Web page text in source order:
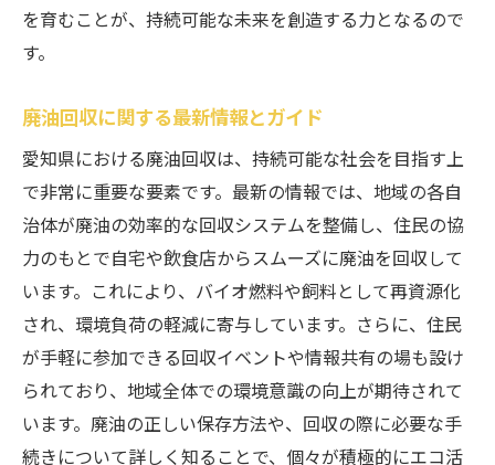
を育むことが、持続可能な未来を創造する力となるので
す。
廃油回収に関する最新情報とガイド
愛知県における廃油回収は、持続可能な社会を目指す上
で非常に重要な要素です。最新の情報では、地域の各自
治体が廃油の効率的な回収システムを整備し、住民の協
力のもとで自宅や飲食店からスムーズに廃油を回収して
います。これにより、バイオ燃料や飼料として再資源化
され、環境負荷の軽減に寄与しています。さらに、住民
が手軽に参加できる回収イベントや情報共有の場も設け
られており、地域全体での環境意識の向上が期待されて
います。廃油の正しい保存方法や、回収の際に必要な手
続きについて詳しく知ることで、個々が積極的にエコ活